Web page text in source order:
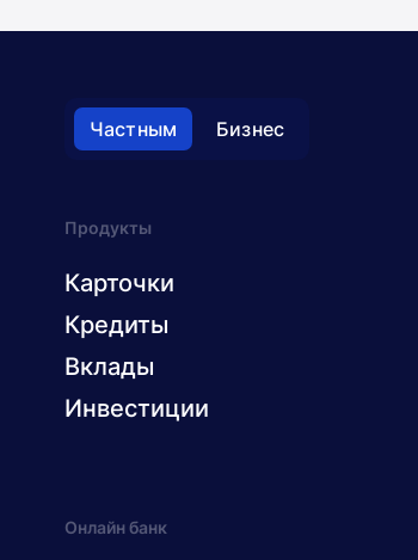
Частным Бизнес
Продукты
Карточки
Кредиты
Вклады
Инвестиции
Онлайн банк